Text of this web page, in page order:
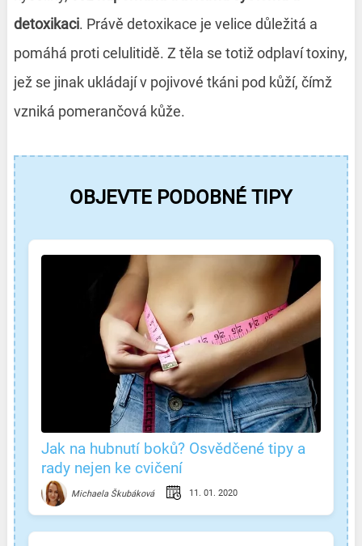
detoxikaci. Právě detoxikace je velice důležitá a
pomáhá proti celulitidě. Z těla se totiž odplaví toxiny,
jež se jinak ukládají v pojivové tkáni pod kůží, čímž
vzniká pomerančová kůže.
OBJEVTE PODOBNÉ TIPY
Jak na hubnutí boků? Osvědčené tipy a
rady nejen ke cvičení
Michaela Škubáková 11. 01. 2020